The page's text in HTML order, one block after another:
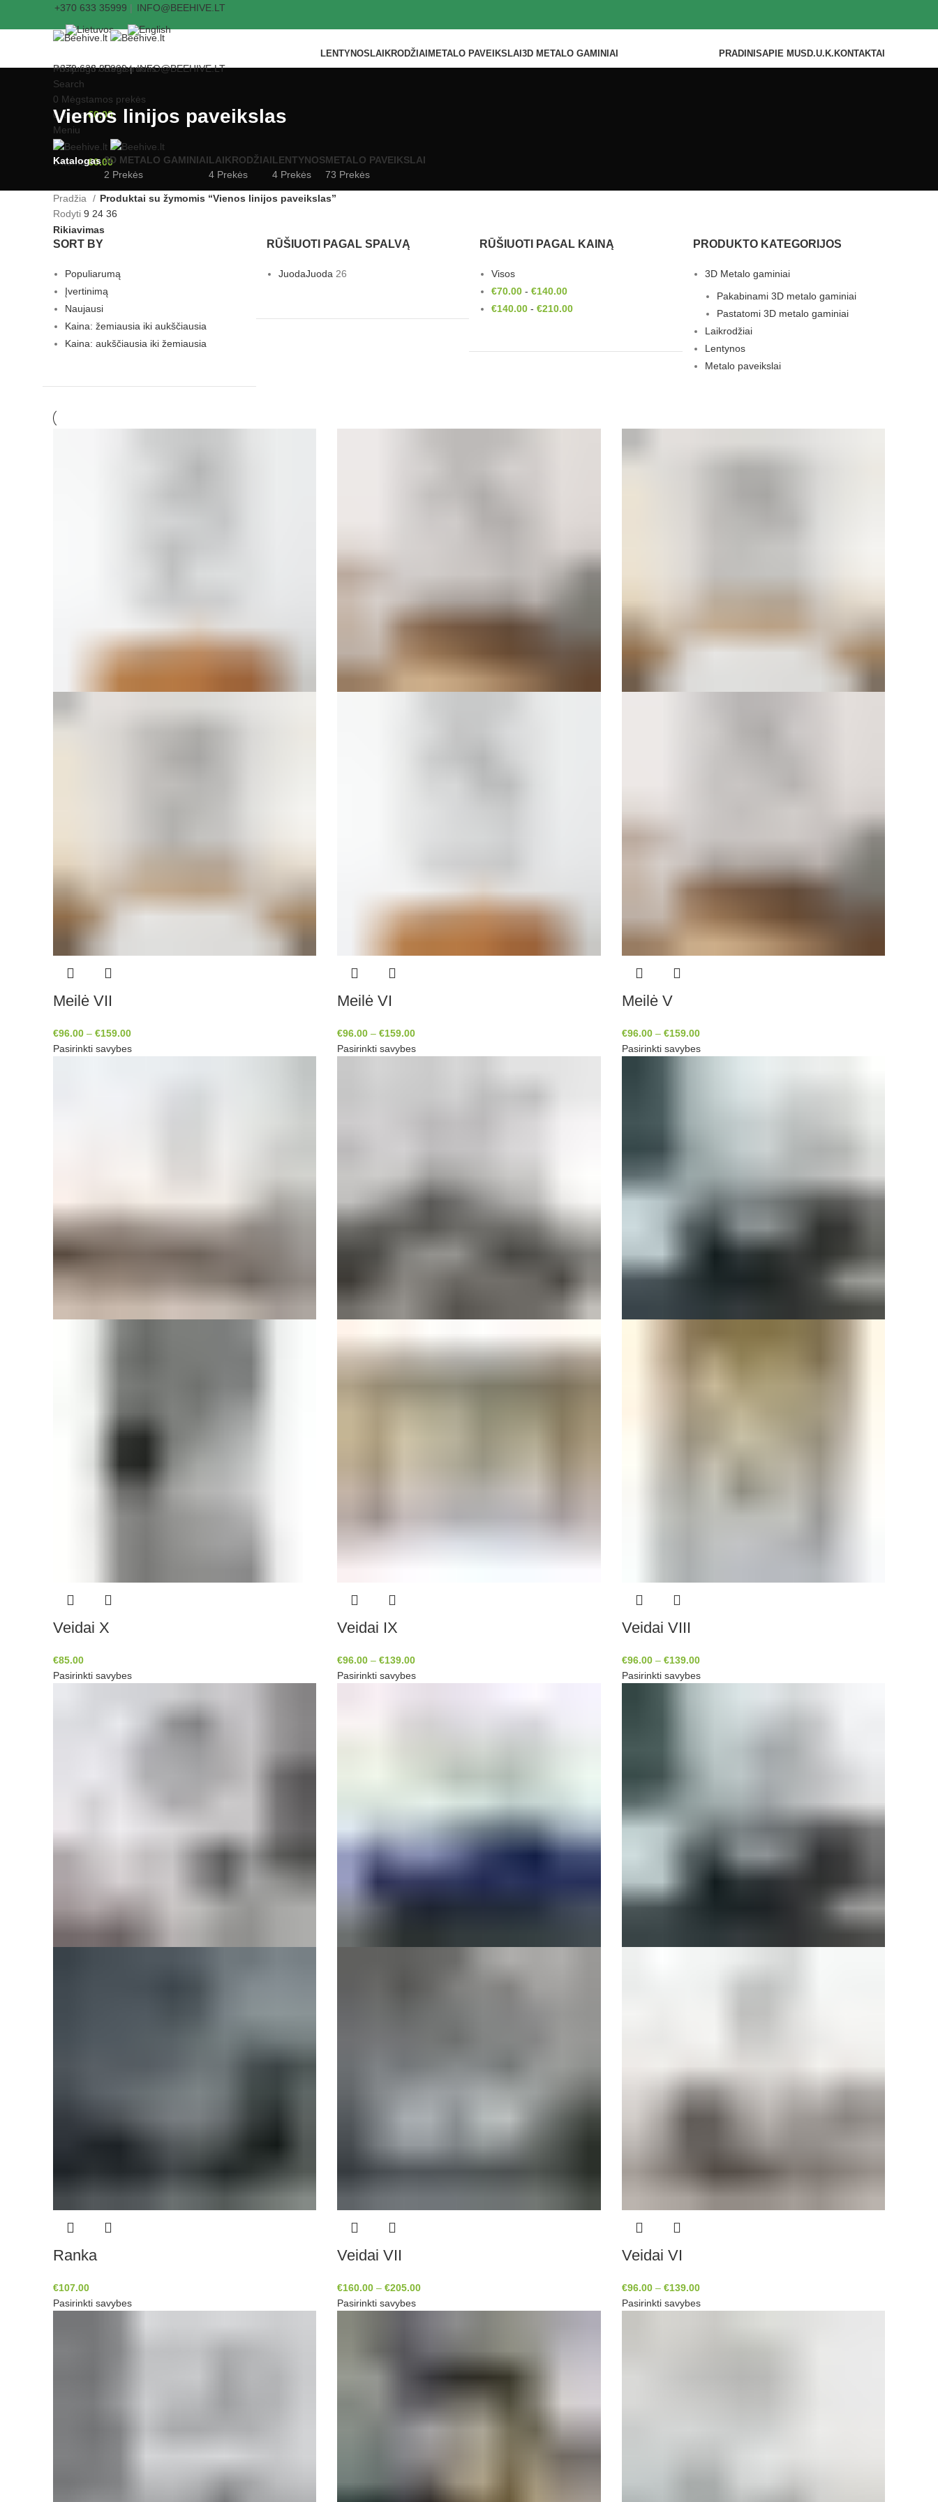
+370 633 35999 | INFO@BEEHIVE.LT
PRADINISAPIE MUS D.U.K. KONTAKTAI
+370 633 35999|INFO@BEEHIVE.LT
LENTYNOS LAIKRODŽIAI METALO PAVEIKSLAI 3D METALO GAMINIAI
Prisijungti / Registruotis
Search
0 Mėgstamos prekės
0items €0.00
Meniu
0items €0.00
Vienos linijos paveikslas
Katalogas 3D METALO GAMINIAI
2 Prekės
LAIKRODŽIAI
4 Prekės
LENTYNOS
4 Prekės
METALO PAVEIKSLAI
73 Prekės
Pradžia
Produktai su žymomis “Vienos linijos paveikslas”
Rodyti 9 24 36
Rikiavimas
SORT BY
Populiarumą
Įvertinimą
Naujausi
Kaina: žemiausia iki aukščiausia
Kaina: aukščiausia iki žemiausia
RŪŠIUOTI PAGAL SPALVĄ
JuodaJuoda 26
RŪŠIUOTI PAGAL KAINĄ
Visos
€70.00 - €140.00
€140.00 - €210.00
PRODUKTO KATEGORIJOS
3D Metalo gaminiai
Pakabinami 3D metalo gaminiai
Pastatomi 3D metalo gaminiai
Laikrodžiai
Lentynos
Metalo paveikslai
Meilė VII
€96.00 – €159.00
Pasirinkti savybes
Meilė VI
€96.00 –€159.00
Pasirinkti savybes
Meilė V
€96.00– €159.00
Pasirinkti savybes
Veidai X
€85.00
Pasirinkti savybes
Veidai IX
€96.00 –€139.00
Pasirinkti savybes
Veidai VIII
€96.00– €139.00
Pasirinkti savybes
Ranka
€107.00
Pasirinkti savybes
Veidai VII
€160.00 –€205.00
Pasirinkti savybes
Veidai VI
€96.00– €139.00
Pasirinkti savybes